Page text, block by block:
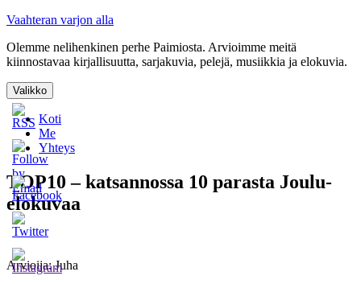
Siirry
Vaahteran varjon alla
Olemme nelihenkinen perhe Paimiosta. Arvioimme meitä
kiinnostavaa kirjallisuutta, sarjakuvia, pelejä, musiikkia ja elokuvia.
Valikko
Koti
Me
Yhteys
TOP10 – katsannossa 10 parasta Joulu-
elokuvaa
Arvioija: Juha